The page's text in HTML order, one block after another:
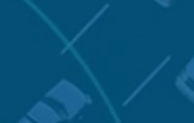
Outre la
les milieux
logistiques
à forte valeur